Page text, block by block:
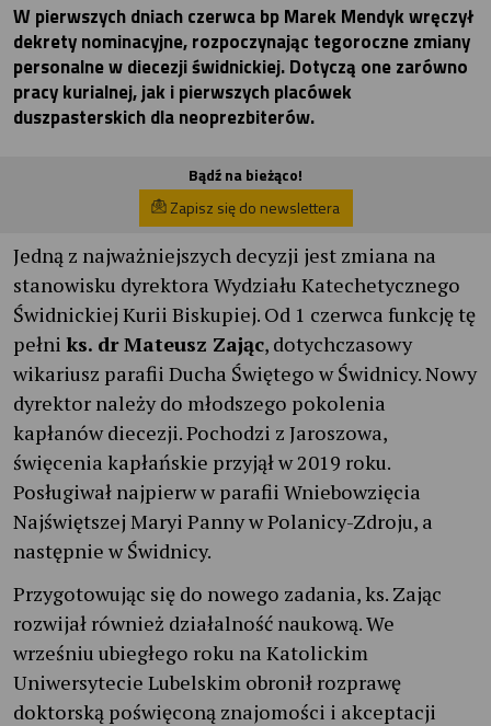
W pierwszych dniach czerwca bp Marek Mendyk wręczył
dekrety nominacyjne, rozpoczynając tegoroczne zmiany
personalne w diecezji świdnickiej. Dotyczą one zarówno
pracy kurialnej, jak i pierwszych placówek
duszpasterskich dla neoprezbiterów.
Bądź na bieżąco!
Zapisz się do newslettera
Jedną z najważniejszych decyzji jest zmiana na
stanowisku dyrektora Wydziału Katechetycznego
Świdnickiej Kurii Biskupiej. Od 1 czerwca funkcję tę
pełni ks. dr Mateusz Zając, dotychczasowy
wikariusz parafii Ducha Świętego w Świdnicy. Nowy
dyrektor należy do młodszego pokolenia
kapłanów diecezji. Pochodzi z Jaroszowa,
święcenia kapłańskie przyjął w 2019 roku.
Posługiwał najpierw w parafii Wniebowzięcia
Najświętszej Maryi Panny w Polanicy-Zdroju, a
następnie w Świdnicy.
Przygotowując się do nowego zadania, ks. Zając
rozwijał również działalność naukową. We
wrześniu ubiegłego roku na Katolickim
Uniwersytecie Lubelskim obronił rozprawę
doktorską poświęconą znajomości i akceptacji